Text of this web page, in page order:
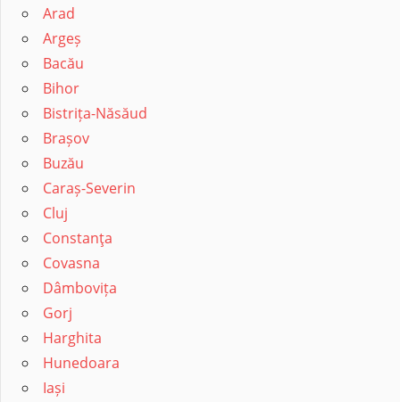
Arad
Argeș
Bacău
Bihor
Bistrița-Năsăud
Brașov
Buzău
Caraș-Severin
Cluj
Constanţa
Covasna
Dâmbovița
Gorj
Harghita
Hunedoara
Iași